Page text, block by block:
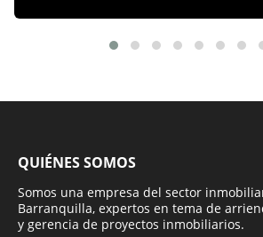
QUIÉNES SOMOS
Somos una empresa del sector
Barranquilla, expertos en tema de
y gerencia de proyectos inmobiliarios.